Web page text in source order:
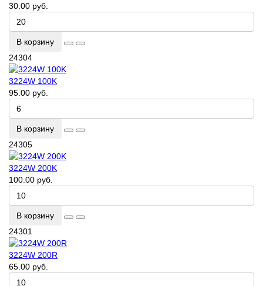
30.00 руб.
В корзину
24304
3224W 100K
95.00 руб.
В корзину
24305
3224W 200K
100.00 руб.
В корзину
24301
3224W 200R
65.00 руб.